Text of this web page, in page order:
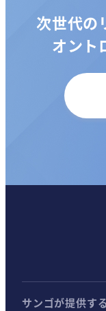
次世代の
オント
サンゴが提供す